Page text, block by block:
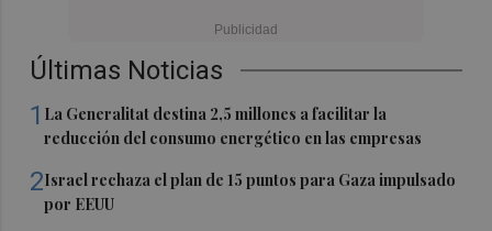
Últimas Noticias
1 La Generalitat destina 2,5 millones a facilitar la
reducción del consumo energético en las empresas
2Israel rechaza el plan de 15 puntos para Gaza impulsado
por EEUU